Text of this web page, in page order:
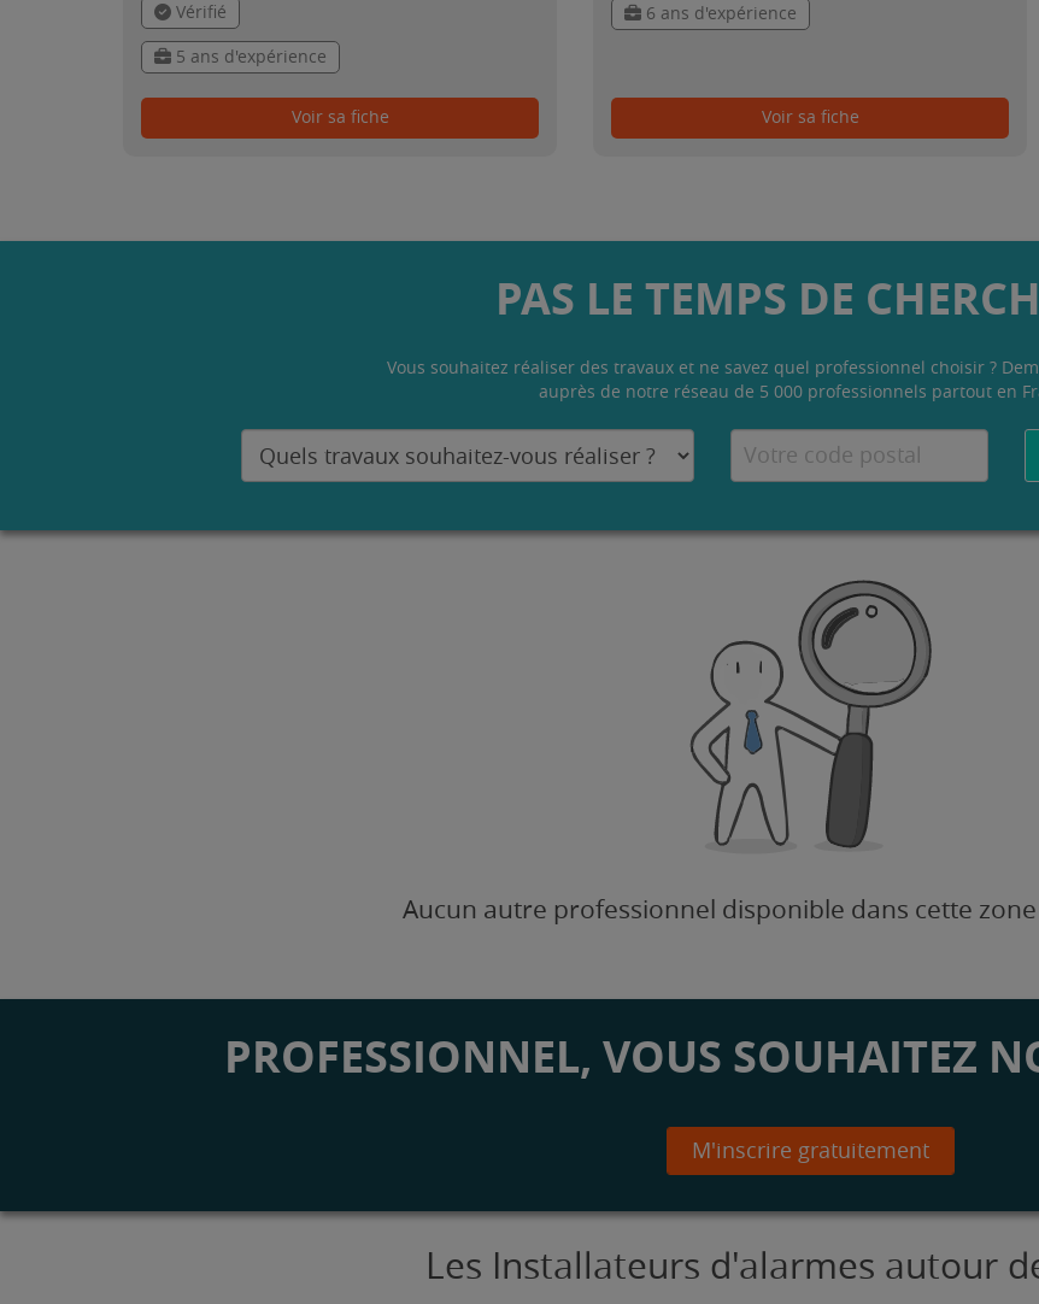
Vérifié
5 ans d'expérience
Voir sa fiche
6 ans d'expérience
Voir sa fiche
PAS LE TEMPS DE
Vous souhaitez réaliser des travaux et ne savez quel professionnel choisir ?
auprès de notre réseau de 5 000 professionnels partout en
Aucun autre professionnel disponible dans cette
PROFESSIONNEL, VOUS SOUHAITEZ
M'inscrire gratuitement
Les Installateurs d'alarmes autour